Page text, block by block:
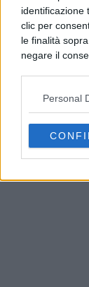
identificazione
clic per
le finalità
negare il
possono non
opporti a tale
preferenze in
consultando
Personal